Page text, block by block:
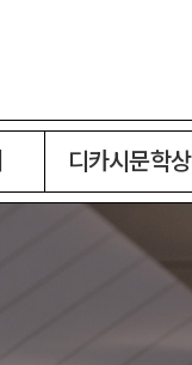
디카시문학상